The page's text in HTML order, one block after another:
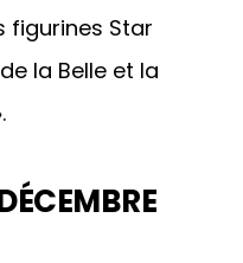
figurines Star
la Belle et la